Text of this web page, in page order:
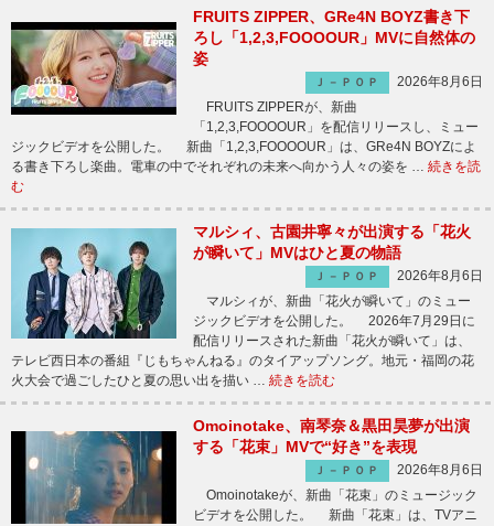
FRUITS ZIPPER、GRe4N BOYZ書き下
ろし「1,2,3,FOOOOUR」MVに自然体の
姿
Ｊ－ＰＯＰ
2026年8月6日
FRUITS ZIPPERが、新曲
「1,2,3,FOOOOUR」を配信リリースし、ミュー
ジックビデオを公開した。 新曲「1,2,3,FOOOOUR」は、GRe4N BOYZによ
る書き下ろし楽曲。電車の中でそれぞれの未来へ向かう人々の姿を … 続きを読
む
マルシィ、古園井寧々が出演する「花火
が瞬いて」MVはひと夏の物語
Ｊ－ＰＯＰ
2026年8月6日
マルシィが、新曲「花火が瞬いて」のミュー
ジックビデオを公開した。 2026年7月29日に
配信リリースされた新曲「花火が瞬いて」は、
テレビ西日本の番組『じもちゃんねる』のタイアップソング。地元・福岡の花
火大会で過ごしたひと夏の思い出を描い … 続きを読む
Omoinotake、南琴奈＆黒田昊夢が出演
する「花束」MVで“好き”を表現
Ｊ－ＰＯＰ
2026年8月6日
Omoinotakeが、新曲「花束」のミュージック
ビデオを公開した。 新曲「花束」は、TVアニ